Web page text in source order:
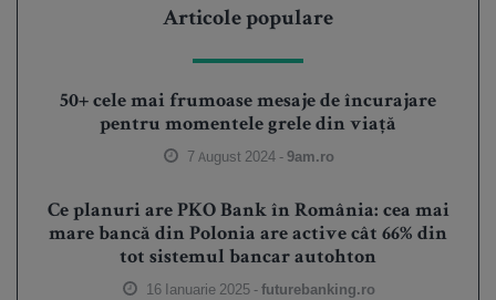
Articole populare
50+ cele mai frumoase mesaje de încurajare
pentru momentele grele din viață
7 August 2024 -9am.ro
Ce planuri are PKO Bank în România: cea mai
mare bancă din Polonia are active cât 66% din
tot sistemul bancar autohton
16 Ianuarie 2025 -futurebanking.ro